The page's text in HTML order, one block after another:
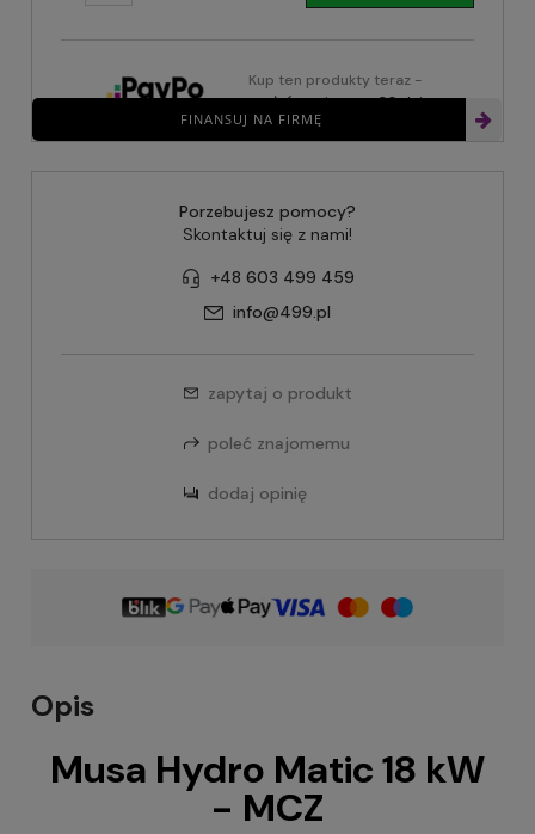
FINANSUJ NA FIRMĘ
Kup ten produkty teraz -
zapłać za niego za 30 dni
Porzebujesz pomocy?
Skontaktuj się z nami!
+48 603 499 459
info@499.pl
zapytaj o produkt
poleć znajomemu
dodaj opinię
Opis
Musa Hydro Matic 18 kW
- MCZ